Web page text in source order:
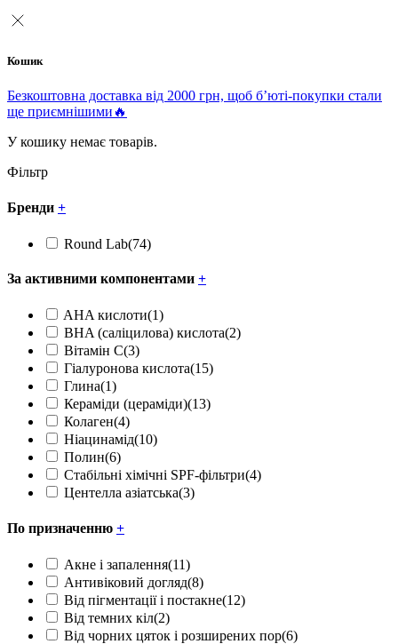
Кошик
Безкоштовна доставка від 2000 грн, щоб б’юті-покупки стали
ще приємнішими🔥
У кошику немає товарів.
Фільтр
Бренди +
Round Lab(74)
За активними компонентами +
AHA кислоти(1)
BHA (саліцилова) кислота(2)
Вітамін С(3)
Гіалуронова кислота(15)
Глина(1)
Кераміди (цераміди)(13)
Колаген(4)
Ніацинамід(10)
Полин(6)
Стабільні хімічні SPF-фільтри(4)
Центелла азіатська(3)
По призначенню +
Акне і запалення(11)
Антивіковий догляд(8)
Від пігментації і постакне(12)
Від темних кіл(2)
Від чорних цяток і розширених пор(6)